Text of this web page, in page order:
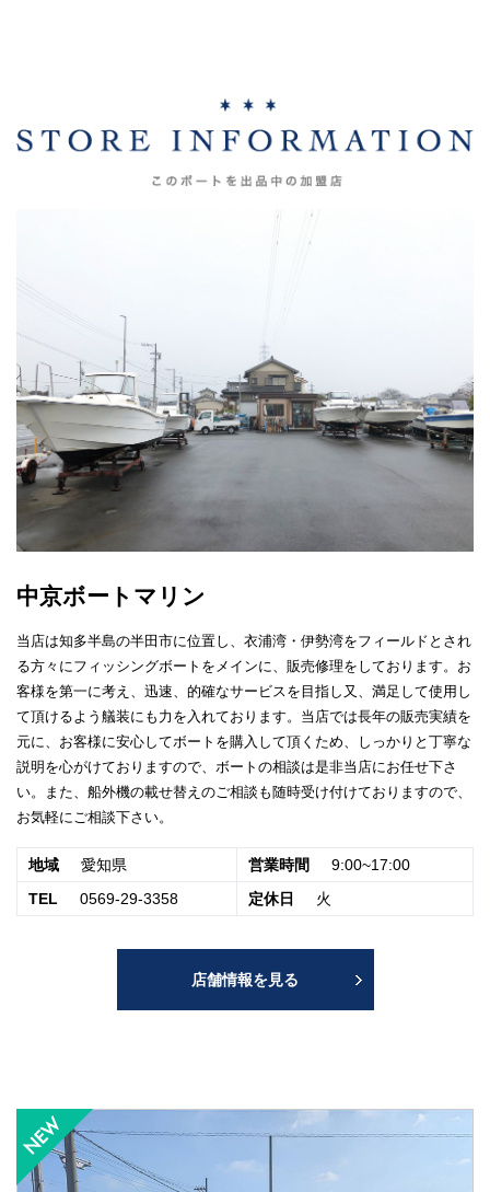
中京ボートマリン
当店は知多半島の半田市に位置し、衣浦湾・伊勢湾をフィールドとされ
る方々にフィッシングボートをメインに、販売修理をしております。お
客様を第一に考え、迅速、的確なサービスを目指し又、満足して使用し
て頂けるよう艤装にも力を入れております。当店では長年の販売実績を
元に、お客様に安心してボートを購入して頂くため、しっかりと丁寧な
説明を心がけておりますので、ボートの相談は是非当店にお任せ下さ
い。また、船外機の載せ替えのご相談も随時受け付けておりますので、
お気軽にご相談下さい。
地域 愛知県 営業時間
9:00~17:00
TEL
0569-29-3358 定休日 火
店舗情報を見る